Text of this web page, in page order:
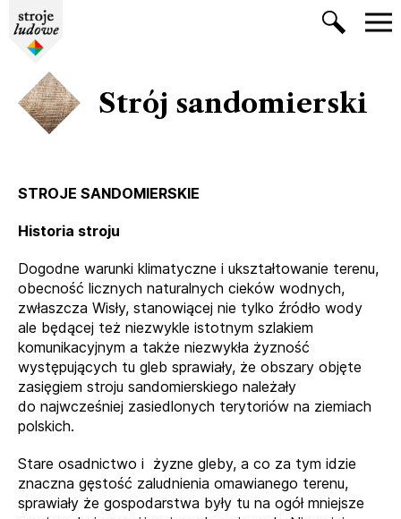
Strój sandomierski
STROJE SANDOMIERSKIE
Historia stroju
Dogodne warunki klimatyczne i ukształtowanie terenu,
obecność licznych naturalnych cieków wodnych,
zwłaszcza Wisły, stanowiącej nie tylko źródło wody
ale będącej też niezwykle istotnym szlakiem
komunikacyjnym a także niezwykła żyzność
występujących tu gleb sprawiały, że obszary objęte
zasięgiem stroju sandomierskiego należały
do najwcześniej zasiedlonych terytoriów na ziemiach
polskich.
Stare osadnictwo i żyzne gleby, a co za tym idzie
znaczna gęstość zaludnienia omawianego terenu,
sprawiały że gospodarstwa były tu na ogół mniejsze